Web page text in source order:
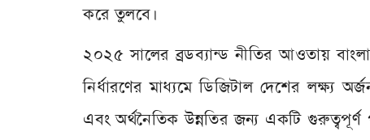
করে তুলবে।
২০২৫ সালের ব্রডব্যান্ড নীতির আওতায়
নির্ধারণের মাধ্যমে ডিজিটাল দেশের লক্ষ্য
এবং অর্থনৈতিক উন্নতির জন্য একটি